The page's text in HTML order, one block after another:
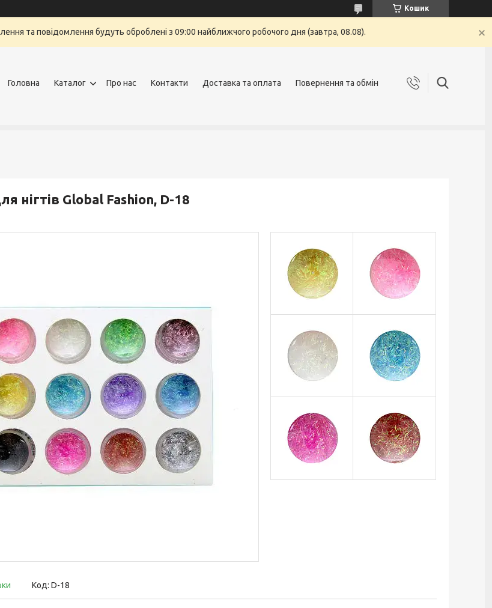
Кошик
та повідомлення будуть оброблені з 09:00 найближчого робочого дня (завтра, 08.08).
Головна Каталог Про нас Контакти Доставка та оплата Повернення та обмін
нігтів Global Fashion, D-18
Код: D-18